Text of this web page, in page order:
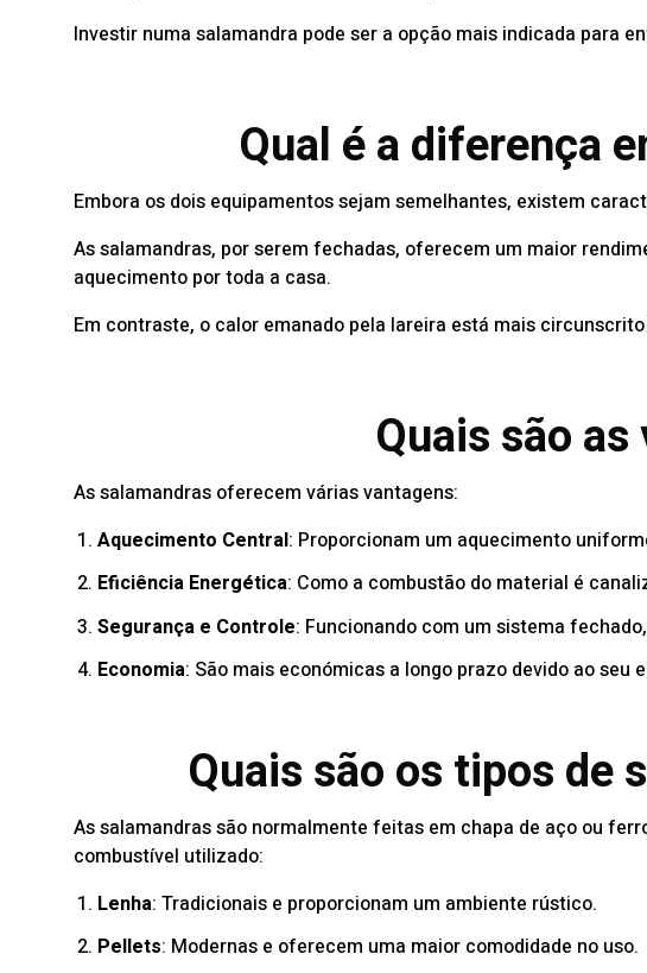
Investir numa salamandra pode ser a opção mais indicada para
Qual é a diferença
Embora os dois equipamentos sejam semelhantes, existem
As salamandras, por serem fechadas, oferecem um maior
aquecimento por toda a casa.
Em contraste, o calor emanado pela lareira está mais
Quais são
As salamandras oferecem várias vantagens:
Aquecimento Central: Proporcionam um aquecimento
Eficiência Energética: Como a combustão do material é
Segurança e Controle: Funcionando com um sistema
Economia: São mais económicas a longo prazo devido ao
Quais são os tipos de
As salamandras são normalmente feitas em chapa de aço ou
combustível utilizado:
Lenha: Tradicionais e proporcionam um ambiente rústico.
Pellets: Modernas e oferecem uma maior comodidade no uso.